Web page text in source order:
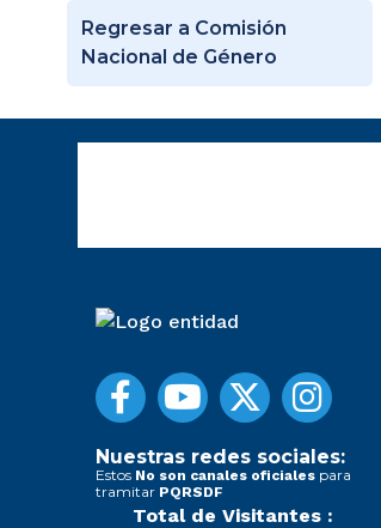
Regresar a Comisión
Nacional de Género
Nuestras redes sociales:
Estos No son canales oficiales para
tramitar PQRSDF
Total de Visitantes :